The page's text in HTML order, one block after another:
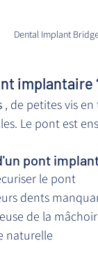
Dental Implant
implantaire
, de petites vis
Le pont est
pont
le pont
dents
de la
naturelle